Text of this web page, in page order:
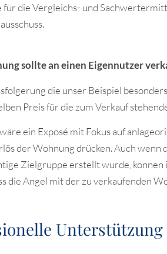
für die Vergleichs- und
sollte an einen Eigennutzer
die unser Beispiel
Preis für die zum Verkauf
ein Exposé mit Fokus auf
der Wohnung drücken. Auch wenn
Zielgruppe erstellt wurde,
die Angel mit der zu verkaufenden